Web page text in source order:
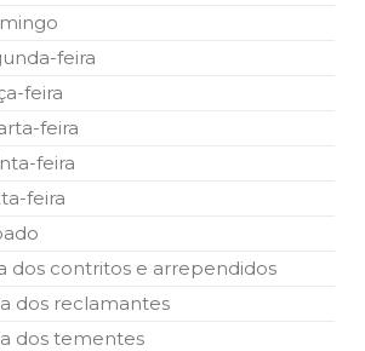
feira
feira
feira
feira
feira
dos contritos e arrependidos
dos reclamantes
dos tementes